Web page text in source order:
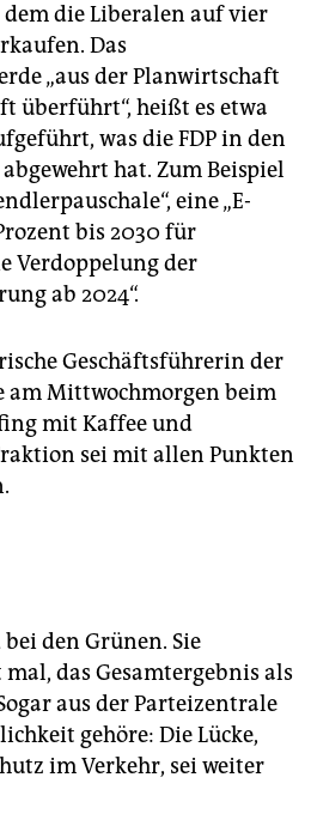
die Liberalen auf vier
Das
„aus der Planwirtschaft
überführt“, heißt es etwa
was die FDP in den
hat. Zum Beispiel
eine „E-
bis 2030 für
Verdoppelung der
ab 2024“.
Geschäftsführerin der
am Mittwochmorgen beim
mit Kaffee und
sei mit allen Punkten
den Grünen. Sie
das Gesamtergebnis als
aus der Parteizentrale
gehöre: Die Lücke,
im Verkehr, sei weiter